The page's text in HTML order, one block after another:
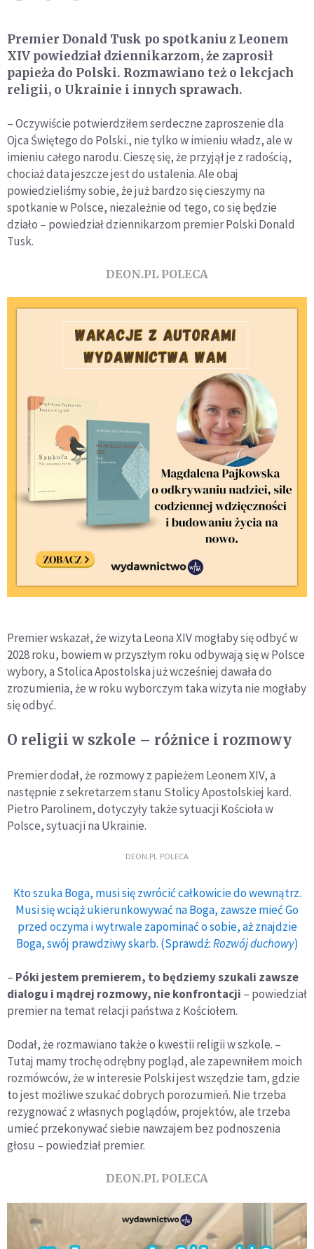
Premier Donald Tusk po spotkaniu z Leonem
XIV powiedział dziennikarzom, że zaprosił
papieża do Polski. Rozmawiano też o lekcjach
religii, o Ukrainie i innych sprawach.
– Oczywiście potwierdziłem serdeczne zaproszenie dla
Ojca Świętego do Polski., nie tylko w imieniu władz, ale w
imieniu całego narodu. Cieszę się, że przyjął je z radością,
chociaż data jeszcze jest do ustalenia. Ale obaj
powiedzieliśmy sobie, że już bardzo się cieszymy na
spotkanie w Polsce, niezależnie od tego, co się będzie
działo – powiedział dziennikarzom premier Polski Donald
Tusk.
DEON.PL POLECA
Premier wskazał, że wizyta Leona XIV mogłaby się odbyć w
2028 roku, bowiem w przyszłym roku odbywają się w Polsce
wybory, a Stolica Apostolska już wcześniej dawała do
zrozumienia, że w roku wyborczym taka wizyta nie mogłaby
się odbyć.
O religii w szkole – różnice i rozmowy
Premier dodał, że rozmowy z papieżem Leonem XIV, a
następnie z sekretarzem stanu Stolicy Apostolskiej kard.
Pietro Parolinem, dotyczyły także sytuacji Kościoła w
Polsce, sytuacji na Ukrainie.
DEON.PL POLECA
Kto szuka Boga, musi się zwrócić całkowicie do wewnątrz.
Musi się wciąż ukierunkowywać na Boga, zawsze mieć Go
przed oczyma i wytrwale zapominać o sobie, aż znajdzie
Boga, swój prawdziwy skarb. (Sprawdź:Rozwój duchowy)
– Póki jestem premierem, to będziemy szukali zawsze
dialogu i mądrej rozmowy, nie konfrontacji – powiedział
premier na temat relacji państwa z Kościołem.
Dodał, że rozmawiano także o kwestii religii w szkole. –
Tutaj mamy trochę odrębny pogląd, ale zapewniłem moich
rozmówców, że w interesie Polski jest wszędzie tam, gdzie
to jest możliwe szukać dobrych porozumień. Nie trzeba
rezygnować z własnych poglądów, projektów, ale trzeba
umieć przekonywać siebie nawzajem bez podnoszenia
głosu – powiedział premier.
DEON.PL POLECA